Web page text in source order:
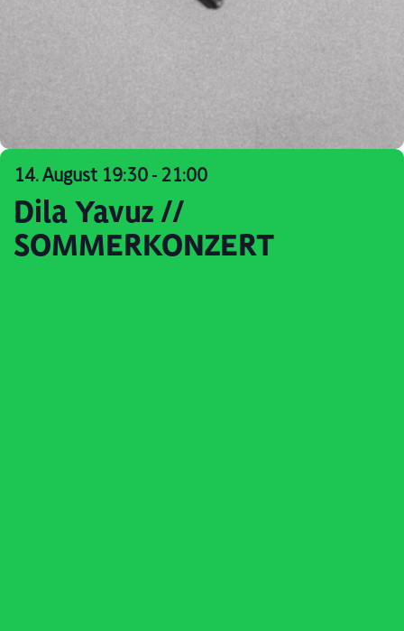
14. August 19:30 - 21:00
Dila Yavuz //
SOMMERKONZERT